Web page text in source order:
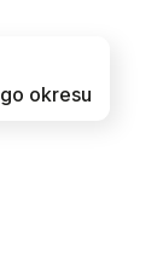
okresu